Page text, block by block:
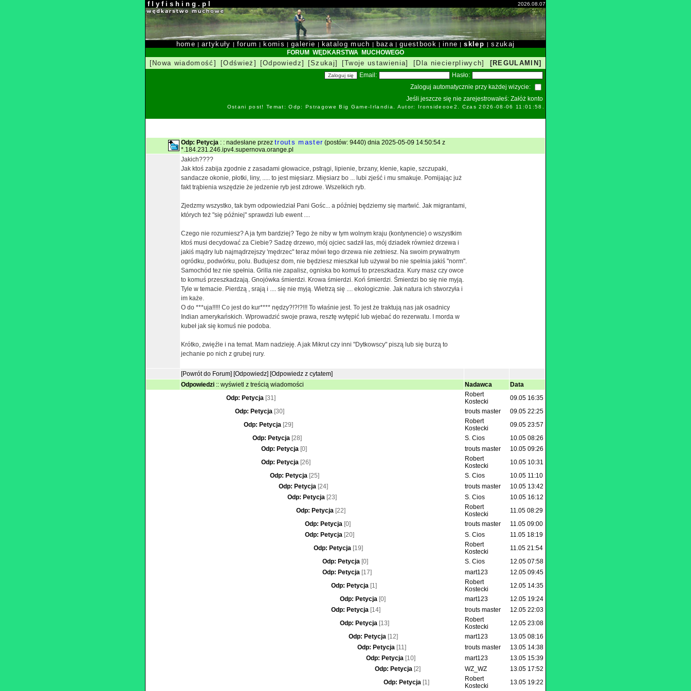
f l y f i s h i n g . p l 2026.08.07
home |artykuły | forum | komis |galerie | katalog much | baza | guestbook | inne |sklep |szukaj
FORUM WĘDKARSTWA MUCHOWEGO
[Nowa wiadomość] [Odśwież] [Odpowiedz] [Szukaj] [Twoje ustawienia] [Dla niecierpliwych] [REGULAMIN]
Email:
Hasło:
Zaloguj automatycznie przy każdej wizycie:
Jeśli jeszcze się nie zarejestrowałeś: Załóż konto
Ostani post! Temat: Odp: Pstragowe Big Game-Irlandia. Autor: Ironsideоoe2. Czas 2026-08-06 11:01:58.
Odp: Petycja : : nadesłane przez trouts master (postów: 9440) dnia 2025-05-09 14:50:54 z
*.184.231.246.ipv4.supernova.orange.pl
Jakich????
Jak ktoś zabija zgodnie z zasadami głowacice, pstrągi, lipienie, brzany, klenie, kapie, szczupaki,
sandacze okonie, płotki, liny, ..... to jest mięsiarz. Mięsiarz bo ... lubi zjeść i mu smakuje. Pomijając już
fakt trąbienia wszędzie że jedzenie ryb jest zdrowe. Wszelkich ryb.
Zjedzmy wszystko, tak bym odpowiedział Pani Gośc... a później będziemy się martwić. Jak migrantami,
których też "się później" sprawdzi lub ewent ....
Czego nie rozumiesz? A ja tym bardziej? Tego że niby w tym wolnym kraju (kontynencie) o wszystkim
ktoś musi decydować za Ciebie? Sadzę drzewo, mój ojciec sadził las, mój dziadek również drzewa i
jakiś mądry lub najmądrzejszy 'mędrzec" teraz mówi tego drzewa nie zetniesz. Na swoim prywatnym
ogródku, podwórku, polu. Budujesz dom, nie będziesz mieszkał lub używał bo nie spełnia jakiś "norm".
Samochód tez nie spełnia. Grilla nie zapalisz, ogniska bo komuś to przeszkadza. Kury masz czy owce
to komuś przeszkadzają. Gnojówka śmierdzi. Krowa śmierdzi. Koń śmierdzi. Śmierdzi bo się nie myją.
Tyle w temacie. Pierdzą , srają i .... się nie myją. Wietrzą się .... ekologicznie. Jak natura ich stworzyła i
im każe.
O do ***uja!!!!! Co jest do kur**** nędzy?!?!?!!! To właśnie jest. To jest że traktują nas jak osadnicy
Indian amerykańskich. Wprowadzić swoje prawa, resztę wytępić lub wjebać do rezerwatu. I morda w
kubeł jak się komuś nie podoba.
Krótko, zwięźle i na temat. Mam nadzieję. A jak Mikrut czy inni "Dytkowscy" piszą lub się burzą to
jechanie po nich z grubej rury.
[Powrót do Forum] [Odpowiedz] [Odpowiedz z cytatem]
Odpowiedzi :: wyświetl z treścią wiadomości Nadawca
Data
Odp: Petycja [31]
Robert
Kostecki
09.05 16:35
Odp: Petycja [30] trouts master
09.05 22:25
Odp: Petycja [29]
Robert
Kostecki
09.05 23:57
Odp: Petycja [28] S. Cios
10.05 08:26
Odp: Petycja [0] trouts master
10.05 09:26
Odp: Petycja [26]
Robert
Kostecki
10.05 10:31
Odp: Petycja [25] S. Cios
10.05 11:10
Odp: Petycja [24] trouts master
10.05 13:42
Odp: Petycja [23] S. Cios
10.05 16:12
Odp: Petycja [22]
Robert
Kostecki
11.05 08:29
Odp: Petycja [0] trouts master
11.05 09:00
Odp: Petycja [20] S. Cios
11.05 18:19
Odp: Petycja [19]
Robert
Kostecki
11.05 21:54
Odp: Petycja [0] S. Cios
12.05 07:58
Odp: Petycja [17] mart123
12.05 09:45
Odp: Petycja [1]
Robert
Kostecki
12.05 14:35
Odp: Petycja [0] mart123
12.05 19:24
Odp: Petycja [14] trouts master
12.05 22:03
Odp: Petycja [13]
Robert
Kostecki
12.05 23:08
Odp: Petycja [12] mart123
13.05 08:16
Odp: Petycja [11] trouts master
13.05 14:38
Odp: Petycja [10] mart123
13.05 15:39
Odp: Petycja [2] WZ_WZ
13.05 17:52
Odp: Petycja [1]
Robert
Kostecki
13.05 19:22